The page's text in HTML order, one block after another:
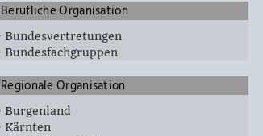
Berufliche Organisation
Bundesvertretungen
Bundesfachgruppen
Regionale Organisation
Burgenland
Kärnten